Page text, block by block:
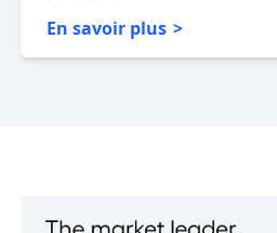
En savoir plus